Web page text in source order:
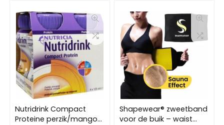
Nutridrink Compact
Proteine perzik/mango
Shapewear® zweetband
voor de buik – waist